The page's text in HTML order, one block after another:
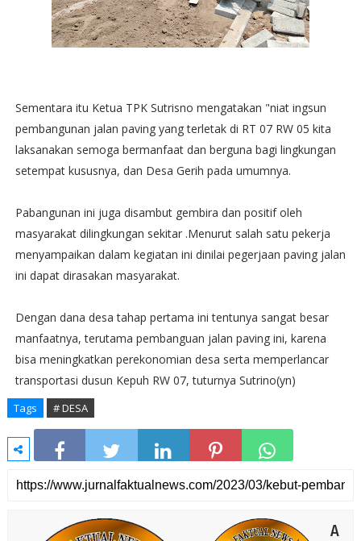
Sementara itu Ketua TPK Sutrisno mengatakan "niat ingsun
pembangunan jalan paving yang terletak di RT 07 RW 05 kita
laksanakan semoga bermanfaat dan berguna bagi lingkungan
setempat kususnya, dan Desa Gerih pada umumnya.
Pabangunan ini juga disambut gembira dan positif oleh
masyarakat dilingkungan sekitar .Menurut salah satu pekerja
menyampaikan dalam kegiatan ini dinilai pegerjaan paving jalan
ini dapat dirasakan masyarakat.
Dengan dana desa tahap pertama ini tentunya sangat besar
manfaatnya, terutama pembanguan jalan paving ini, karena
bisa meningkatkan perekonomian desa serta memperlancar
transportasi dusun Kepuh RW 07, tuturnya Sutrino(yn)
Tags # DESA
A